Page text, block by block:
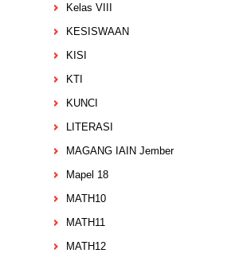
Kelas VIII
KESISWAAN
KISI
KTI
KUNCI
LITERASI
MAGANG IAIN Jember
Mapel 18
MATH10
MATH11
MATH12